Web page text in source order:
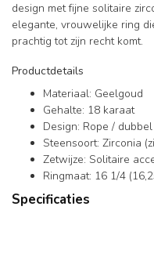
design met fijne solitaire
elegante, vrouwelijke ring
prachtig tot zijn recht komt.
Productdetails
Materiaal: Geelgoud
Gehalte: 18 karaat
Design: Rope /
Steensoort: Zirconia
Zetwijze: Solitaire
Ringmaat: 16 1/4
Specificaties